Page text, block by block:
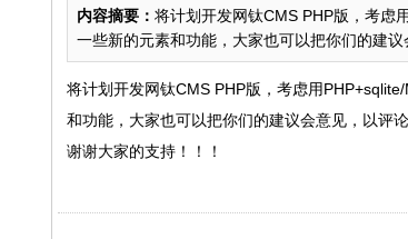
内容摘要： 将计划开发网钛CMS PHP版，考虑
一些新的元素和功能，大家也可以把你们的建
将计划开发网钛CMS PHP版，考虑用
和功能，大家也可以把你们的建议会意见，以评
谢谢大家的支持！！！